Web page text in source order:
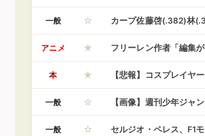
る、予想通りの展開に！
一般 ☆ カープ佐藤啓(.382)林
格はあり？
アニメ ★ フリーレン作者「編集
はあそこで終わりなの
本 ★ 【悲報】コスプレイヤ
まりまくってしまう
一般 ☆ 【画像】週刊少年ジャ
休載で看板2本のみ」エ
一般 ☆ セルジオ・ペレス、F1